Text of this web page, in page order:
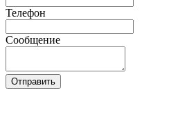
Телефон
Сообщение
Отправить